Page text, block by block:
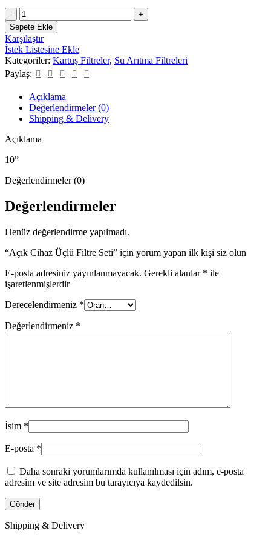
Açık
Cihaz
Üçlü
Filtre
Seti
adet
Sepete Ekle
Karşılaştır
İstek Listesine Ekle
Kategoriler: Kartuş Filtreler, Su Arıtma Filtreleri
Paylaş:
Açıklama
Değerlendirmeler (0)
Shipping & Delivery
Açıklama
10”
Değerlendirmeler (0)
Değerlendirmeler
Henüz değerlendirme yapılmadı.
“Açık Cihaz Üçlü Filtre Seti” için yorum yapan ilk kişi siz olun
E-posta adresiniz yayınlanmayacak. Gerekli alanlar * ile
işaretlenmişlerdir
Derecelendirmeniz *
Değerlendirmeniz *
İsim *
E-posta *
Daha sonraki yorumlarımda kullanılması için adım, e-posta
adresim ve site adresim bu tarayıcıya kaydedilsin.
Shipping & Delivery